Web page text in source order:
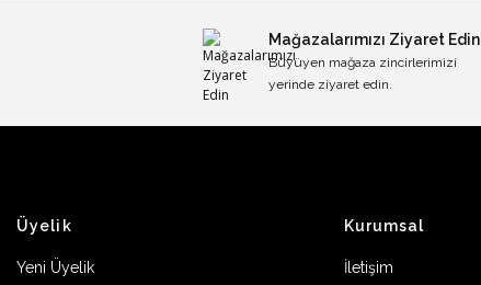
Mağazalarımızı Ziyaret Edin
Büyüyen mağaza zincirlerimizi
yerinde ziyaret edin.
Üyelik
Yeni Üyelik
Kurumsal
İletişim